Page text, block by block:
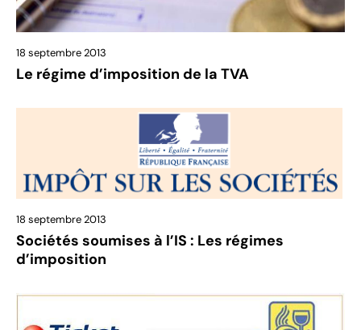
18 septembre 2013
Le régime d’imposition de la TVA
18 septembre 2013
Sociétés soumises à l’IS : Les régimes
d’imposition